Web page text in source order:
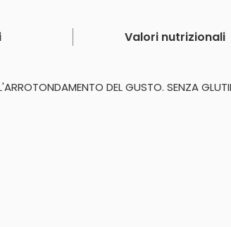
Valori nutrizionali
DEL GUSTO. SENZA